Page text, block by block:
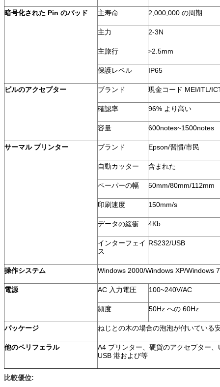
暗号化された Pin のパッド 主寿命 2,000,000 の周期
主力 2-3N
主旅行 >2.5mm
保護レベル IP65
ビルのアクセプター ブランド 現金コード MEI/ITL/
確認率 96% より高い
容量 600notes~1500notes
サーマル プリンター ブランド Epson/習慣/市民
自動カッター 含まれた
ペーパーの幅 50mm/80mm/112mm
印刷速度 150mm/s
データの緩衝 4Kb
インターフェイ
ス
RS232/USB
操作システム Windows 2000/Windows XP/Windows
電源 AC 入力電圧 100~240V/AC
頻度 50Hz への 60Hz
パッケージ ねじとの木の場合の泡泡が付いている
他のペリフェラル
A4 プリンター、硬貨のアクセプター
USB 港および等
比較優位: